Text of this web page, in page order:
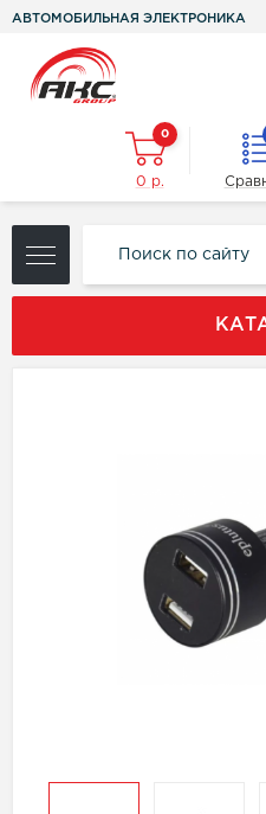
АВТОМОБИЛЬНАЯ ЭЛЕКТРОНИКА
0
0 р.